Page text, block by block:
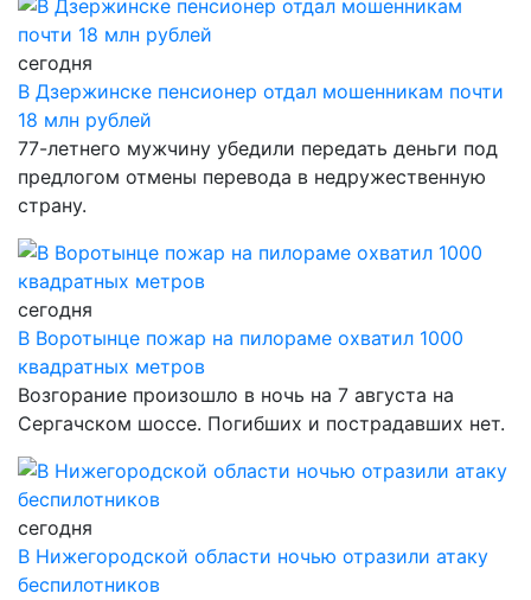
сегодня
В Дзержинске пенсионер отдал мошенникам почти
18 млн рублей
77-летнего мужчину убедили передать деньги под
предлогом отмены перевода в недружественную
страну.
сегодня
В Воротынце пожар на пилораме охватил 1000
квадратных метров
Возгорание произошло в ночь на 7 августа на
Сергачском шоссе. Погибших и пострадавших нет.
сегодня
В Нижегородской области ночью отразили атаку
беспилотников